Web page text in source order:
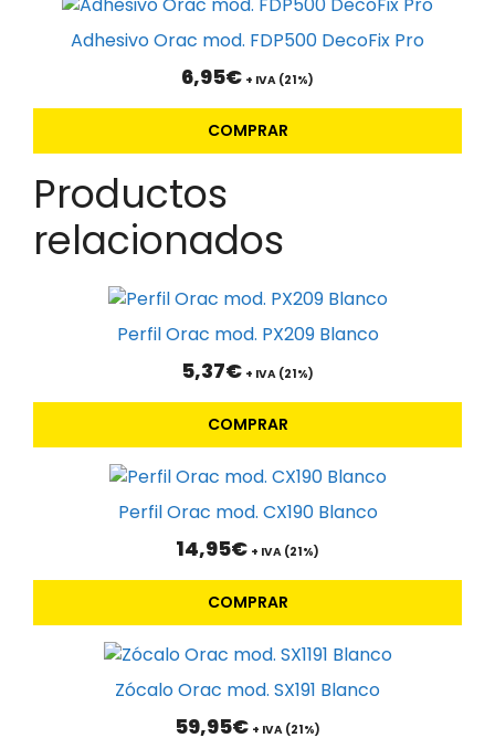
Adhesivo Orac mod. FDP500 DecoFix Pro
6,95€ + IVA (21%)
COMPRAR
Productos
relacionados
Perfil Orac mod. PX209 Blanco
5,37€ + IVA (21%)
COMPRAR
Perfil Orac mod. CX190 Blanco
14,95€ + IVA (21%)
COMPRAR
Zócalo Orac mod. SX191 Blanco
59,95€ + IVA (21%)